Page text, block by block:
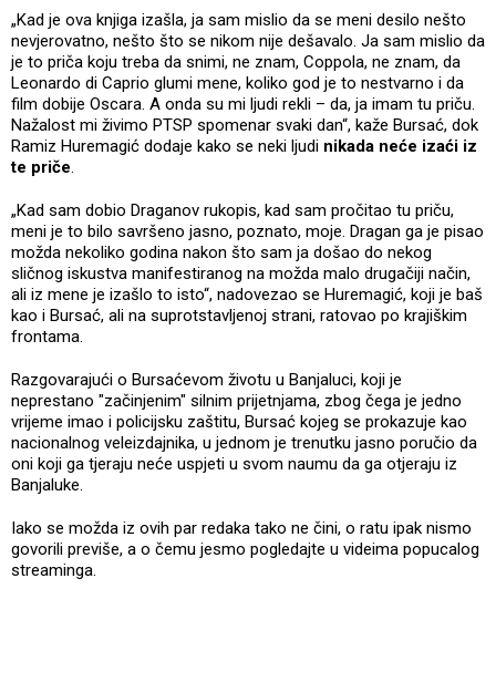
„Kad je ova knjiga izašla, ja sam mislio da se meni desilo nešto
nevjerovatno, nešto što se nikom nije dešavalo. Ja sam mislio da
je to priča koju treba da snimi, ne znam, Coppola, ne znam, da
Leonardo di Caprio glumi mene, koliko god je to nestvarno i da
film dobije Oscara. A onda su mi ljudi rekli – da, ja imam tu priču.
Nažalost mi živimo PTSP spomenar svaki dan“, kaže Bursać, dok
Ramiz Huremagić dodaje kako se neki ljudi nikada neće izaći iz
te priče.
„Kad sam dobio Draganov rukopis, kad sam pročitao tu priču,
meni je to bilo savršeno jasno, poznato, moje. Dragan ga je pisao
možda nekoliko godina nakon što sam ja došao do nekog
sličnog iskustva manifestiranog na možda malo drugačiji način,
ali iz mene je izašlo to isto“, nadovezao se Huremagić, koji je baš
kao i Bursać, ali na suprotstavljenoj strani, ratovao po krajiškim
frontama.
Razgovarajući o Bursaćevom životu u Banjaluci, koji je
neprestano "začinjenim" silnim prijetnjama, zbog čega je jedno
vrijeme imao i policijsku zaštitu, Bursać kojeg se prokazuje kao
nacionalnog veleizdajnika, u jednom je trenutku jasno poručio da
oni koji ga tjeraju neće uspjeti u svom naumu da ga otjeraju iz
Banjaluke.
Iako se možda iz ovih par redaka tako ne čini, o ratu ipak nismo
govorili previše, a o čemu jesmo pogledajte u videima popucalog
streaminga.